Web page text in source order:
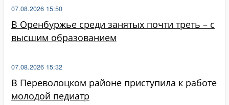
В Оренбуржье среди занятых почти треть – с
высшим образованием
07.08.2026 15:50
В Переволоцком районе приступила к работе
молодой педиатр
07.08.2026 15:32